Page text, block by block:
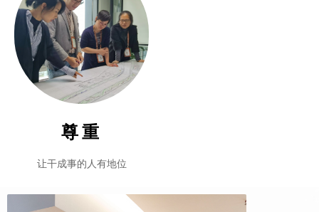
让干成事的人有地位
尊重